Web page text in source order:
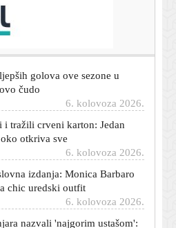
biti iskreniji: 'Ostali smo
čudo
tražili crveni karton: Jedan
otkriva sve
6. kolovoza 2026.
izdanja: Monica Barbaro
chic uredski outfit
6. kolovoza 2026.
nazvali 'najgorim ustašom':